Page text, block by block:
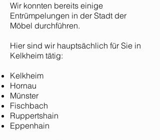
Wir konnten bereits einige
Entrümpelungen in der Stadt der
Möbel durchführen.
Hier sind wir hauptsächlich für Sie in
Kelkheim tätig:
Kelkheim
Hornau
Münster
Fischbach
Ruppertshain
Eppenhain